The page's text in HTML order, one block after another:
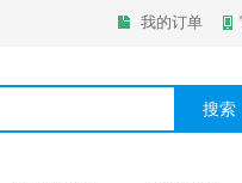
我的订单
搜索